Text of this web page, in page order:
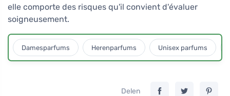
elle comporte des risques qu'il convient d'évaluer
soigneusement.
Damesparfums Herenparfums Unisex parfums
Delen